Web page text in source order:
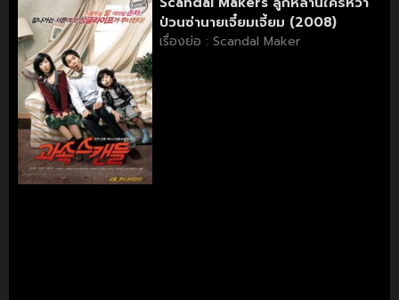
ป่วนซ่านายเจี๋ยมเจี้ยม (2008)
เรื่องย่อ : Scandal Maker